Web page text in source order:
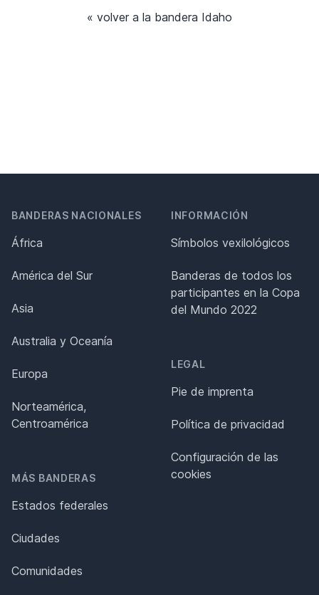
« volver a la bandera Idaho
BANDERAS NACIONALES
África
América del Sur
Asia
Australia y Oceanía
Europa
Norteamérica,
Centroamérica
MÁS BANDERAS
Estados federales
Ciudades
Comunidades
INFORMACIÓN
Símbolos vexilológicos
Banderas de todos los
participantes en la Copa
del Mundo 2022
LEGAL
Pie de imprenta
Política de privacidad
Configuración de las
cookies